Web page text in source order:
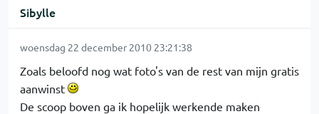
Sibylle
woensdag 22 december 2010 23:21:38
Zoals beloofd nog wat foto's van de rest van mijn gratis
aanwinst
De scoop boven ga ik hopelijk werkende maken